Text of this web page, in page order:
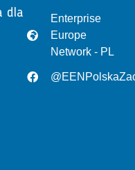
dla
Enterprise
Europe
Network - PL